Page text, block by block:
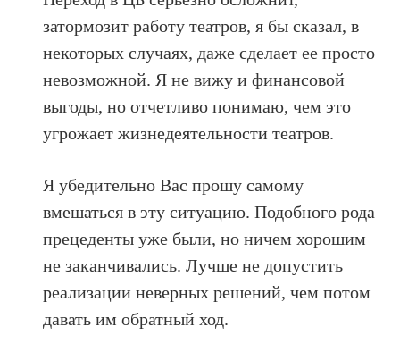
затормозит работу театров, я бы сказал, в
некоторых случаях, даже сделает ее просто
невозможной. Я не вижу и финансовой
выгоды, но отчетливо понимаю, чем это
угрожает жизнедеятельности театров.
Я убедительно Вас прошу самому
вмешаться в эту ситуацию. Подобного рода
прецеденты уже были, но ничем хорошим
не заканчивались. Лучше не допустить
реализации неверных решений, чем потом
давать им обратный ход.